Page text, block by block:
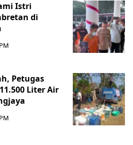
Istri
di
Petugas
Liter Air